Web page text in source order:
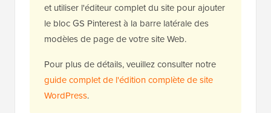
et utiliser l'éditeur complet du site pour ajouter
le bloc GS Pinterest à la barre latérale des
modèles de page de votre site Web.
Pour plus de détails, veuillez consulter notre
guide complet de l'édition complète de site
WordPress.